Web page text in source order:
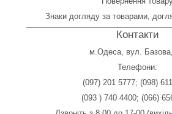
Знаки догляду за товарами,
Контакти
м.Одеса, вул.
Телефони:
(097) 201 5777;(098)
(093 ) 740 4400; (066)